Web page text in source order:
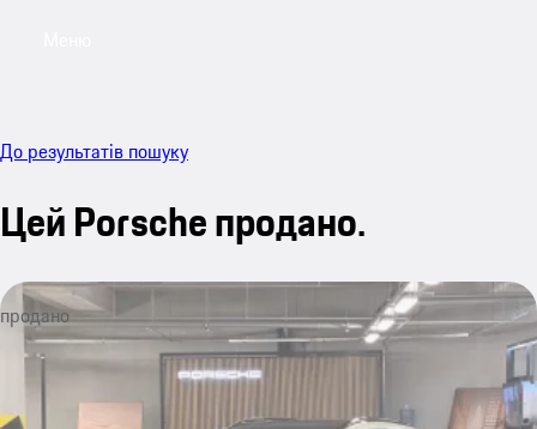
До результатів пошуку
Цей Porsche продано.
продано